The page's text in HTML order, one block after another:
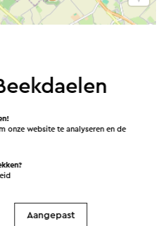
onze website te analyseren en de
Aangepast